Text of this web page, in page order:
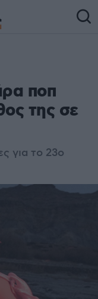
ποπ
της σε
για το 23ο